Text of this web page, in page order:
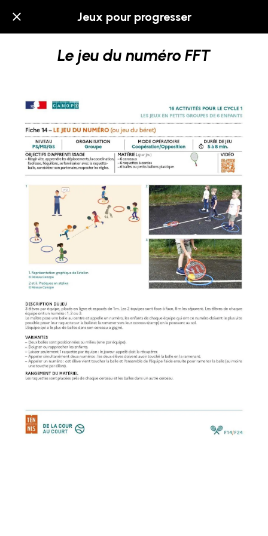
Jeux pour progresser
Le jeu du numéro FFT